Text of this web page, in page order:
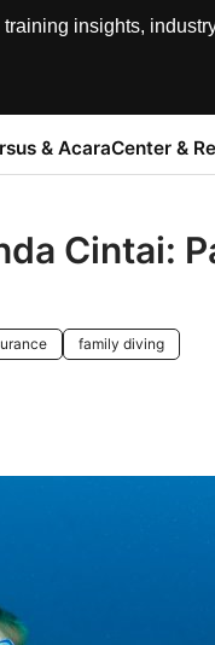
insights,
& AcaraCenter &
Cintai:
family diving